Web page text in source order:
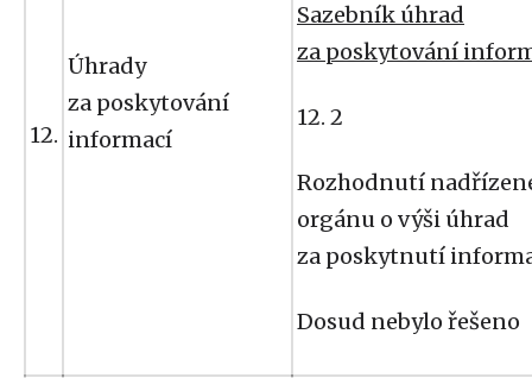
12.
Úhrady
za poskytování
informací
Sazebník úhrad
za poskytování
12. 2
Rozhodnutí
orgánu o výši úhrad
za poskytnutí
Dosud nebylo řešeno